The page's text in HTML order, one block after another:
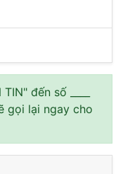
đến số ____
gọi lại ngay cho